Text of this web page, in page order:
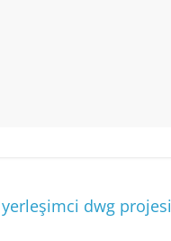
dwg projesi